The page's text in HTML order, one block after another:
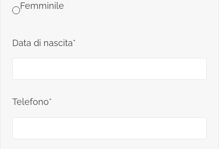
Femminile
Data di nascita*
Telefono*